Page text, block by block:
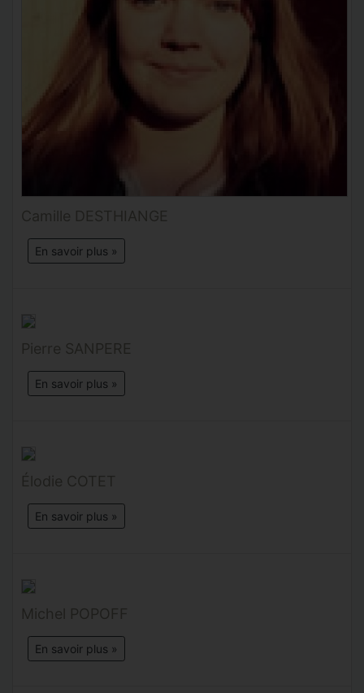
Camille DESTHIANGE
En savoir plus »
Pierre SANPERE
En savoir plus »
Élodie COTET
En savoir plus »
Michel POPOFF
En savoir plus »